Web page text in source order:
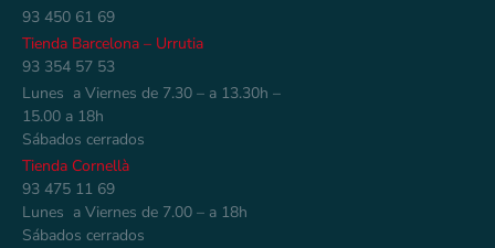
93 450 61 69
Tienda Barcelona – Urrutia
93 354 57 53
Lunes a Viernes de 7.30 – a 13.30h –
15.00 a 18h
Sábados cerrados
Tienda Cornellà
93 475 11 69
Lunes a Viernes de 7.00 – a 18h
Sábados cerrados